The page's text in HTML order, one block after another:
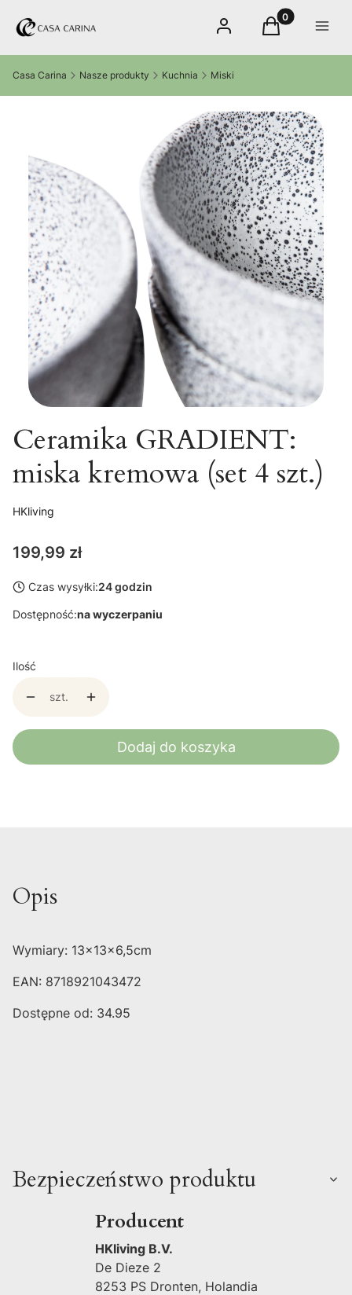
Zaloguj sięProdukty w
Koszyk Menu
Casa Carina Nasze produkty Kuchnia Miski
Ceramika GRADIENT:
miska kremowa (set 4 szt.)
HKliving
Cena
199,99 zł
Czas wysyłki:24 godzin
Dostępność:na wyczerpaniu
Ilość
szt.
Dodaj do koszyka
Opis
Wymiary: 13x13x6,5cm
EAN: 8718921043472
Dostępne od: 34.95
Bezpieczeństwo produktu
Producent
HKliving B.V.
De Dieze 2
8253 PS Dronten, Holandia